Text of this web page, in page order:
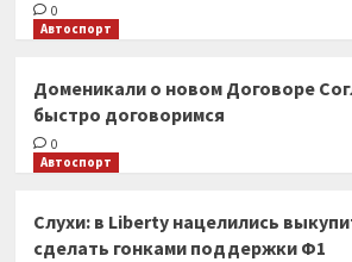
0
Автоспорт
Доменикали о новом Договоре
быстро договоримся
0
Автоспорт
Слухи: в Liberty нацелились
сделать гонками поддержки Ф1